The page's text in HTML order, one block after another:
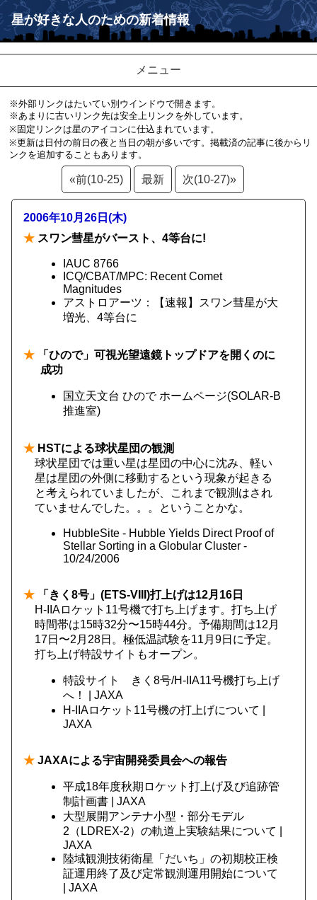
星が好きな人のための新着情報
メニュー
※外部リンクはたいてい別ウインドウで開きます。
※あまりに古いリンク先は安全上リンクを外しています。
※固定リンクは星のアイコンに仕込まれています。
※更新は日付の前日の夜と当日の朝が多いです。掲載済の記事に後からリ
ンクを追加することもあります。
«前(10-25) 最新 次(10-27)»
2006年10月26日(木)
★ スワン彗星がバースト、4等台に!
IAUC 8766
ICQ/CBAT/MPC: Recent Comet
Magnitudes
アストロアーツ：【速報】スワン彗星が大
増光、4等台に
★ 「ひので」可視光望遠鏡トップドアを開くのに
成功
国立天文台 ひので ホームページ(SOLAR-B
推進室)
★ HSTによる球状星団の観測
球状星団では重い星は星団の中心に沈み、軽い
星は星団の外側に移動するという現象が起きる
と考えられていましたが、これまで観測はされ
ていませんでした。。。ということかな。
HubbleSite - Hubble Yields Direct Proof of
Stellar Sorting in a Globular Cluster -
10/24/2006
★ 「きく8号」(ETS-VIII)打上げは12月16日
H-IIAロケット11号機で打ち上げます。打ち上げ
時間帯は15時32分〜15時44分。予備期間は12月
17日〜2月28日。極低温試験を11月9日に予定。
打ち上げ特設サイトもオープン。
特設サイト きく8号/H-IIA11号機打ち上げ
へ！ | JAXA
H-IIAロケット11号機の打上げについて |
JAXA
★ JAXAによる宇宙開発委員会への報告
平成18年度秋期ロケット打上げ及び追跡管
制計画書 | JAXA
大型展開アンテナ小型・部分モデル
2（LDREX-2）の軌道上実験結果について |
JAXA
陸域観測技術衛星「だいち」の初期校正検
証運用終了及び定常観測運用開始について
| JAXA